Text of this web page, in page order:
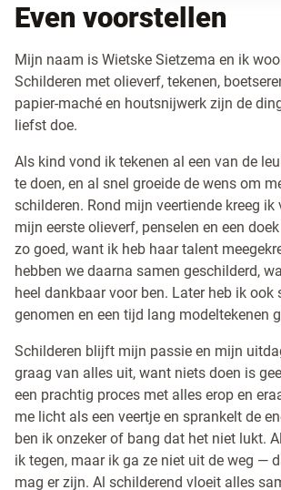
Even voorstellen
Mijn naam is Wietske Sietzema en ik
Schilderen met olieverf, tekenen,
papier-maché en houtsnijwerk zijn de
liefst doe.
Als kind vond ik tekenen al een van de
te doen, en al snel groeide de wens om
schilderen. Rond mijn veertiende kreeg
mijn eerste olieverf, penselen en een
zo goed, want ik heb haar talent
hebben we daarna samen geschilderd,
heel dankbaar voor ben. Later heb ik ook
genomen en een tijd lang modeltekenen
Schilderen blijft mijn passie en mijn
graag van alles uit, want niets doen is
een prachtig proces met alles erop en
me licht als een veertje en sprankelt de
ben ik onzeker of bang dat het niet lukt.
ik tegen, maar ik ga ze niet uit de weg —
mag er zijn. Al schilderend vloeit alles